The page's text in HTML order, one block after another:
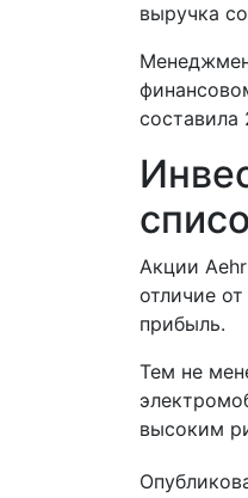
выручка
составила
Акции
отличие
прибыль.
Тем не
высоким